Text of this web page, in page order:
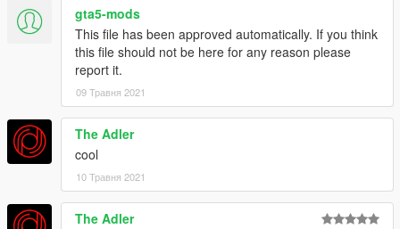
gta5-mods
This file has been approved automatically. If you think
this file should not be here for any reason please
report it.
09 Травня 2021
The Adler
cool
10 Травня 2021
The Adler